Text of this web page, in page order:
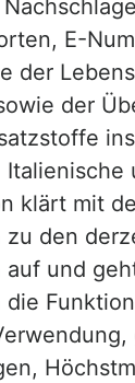
E-
der
der
Italienische
klärt mit
zu den
und